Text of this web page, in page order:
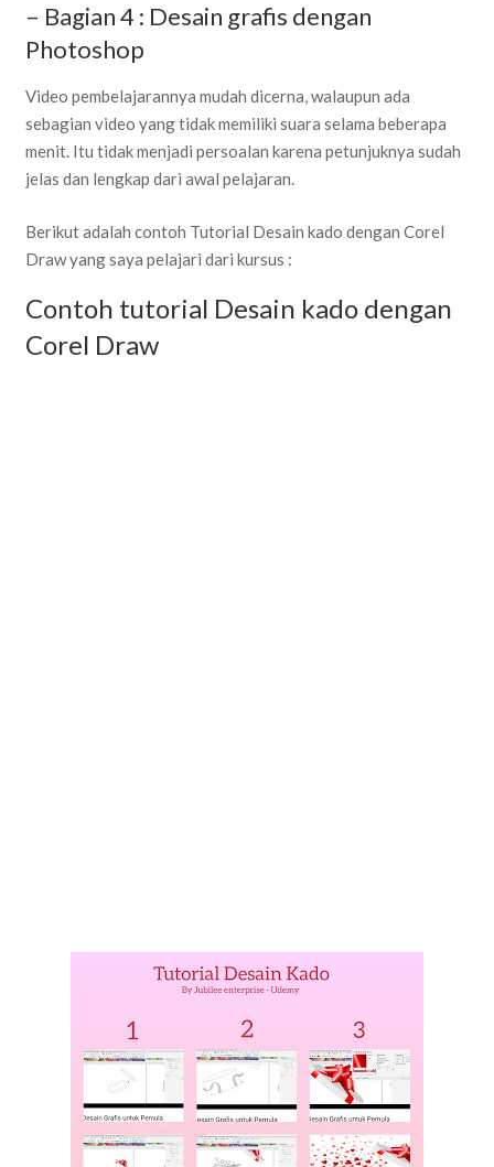
– Bagian 4 : Desain grafis dengan
Photoshop
Video pembelajarannya mudah dicerna, walaupun ada
sebagian video yang tidak memiliki suara selama beberapa
menit. Itu tidak menjadi persoalan karena petunjuknya sudah
jelas dan lengkap dari awal pelajaran.
Berikut adalah contoh Tutorial Desain kado dengan Corel
Draw yang saya pelajari dari kursus :
Contoh tutorial Desain kado dengan
Corel Draw